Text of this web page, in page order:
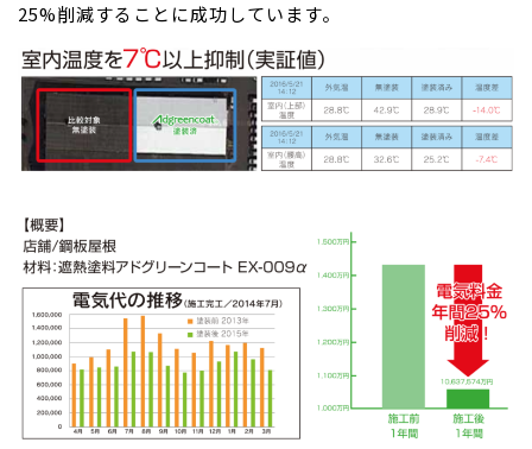
25%削減することに成功しています。